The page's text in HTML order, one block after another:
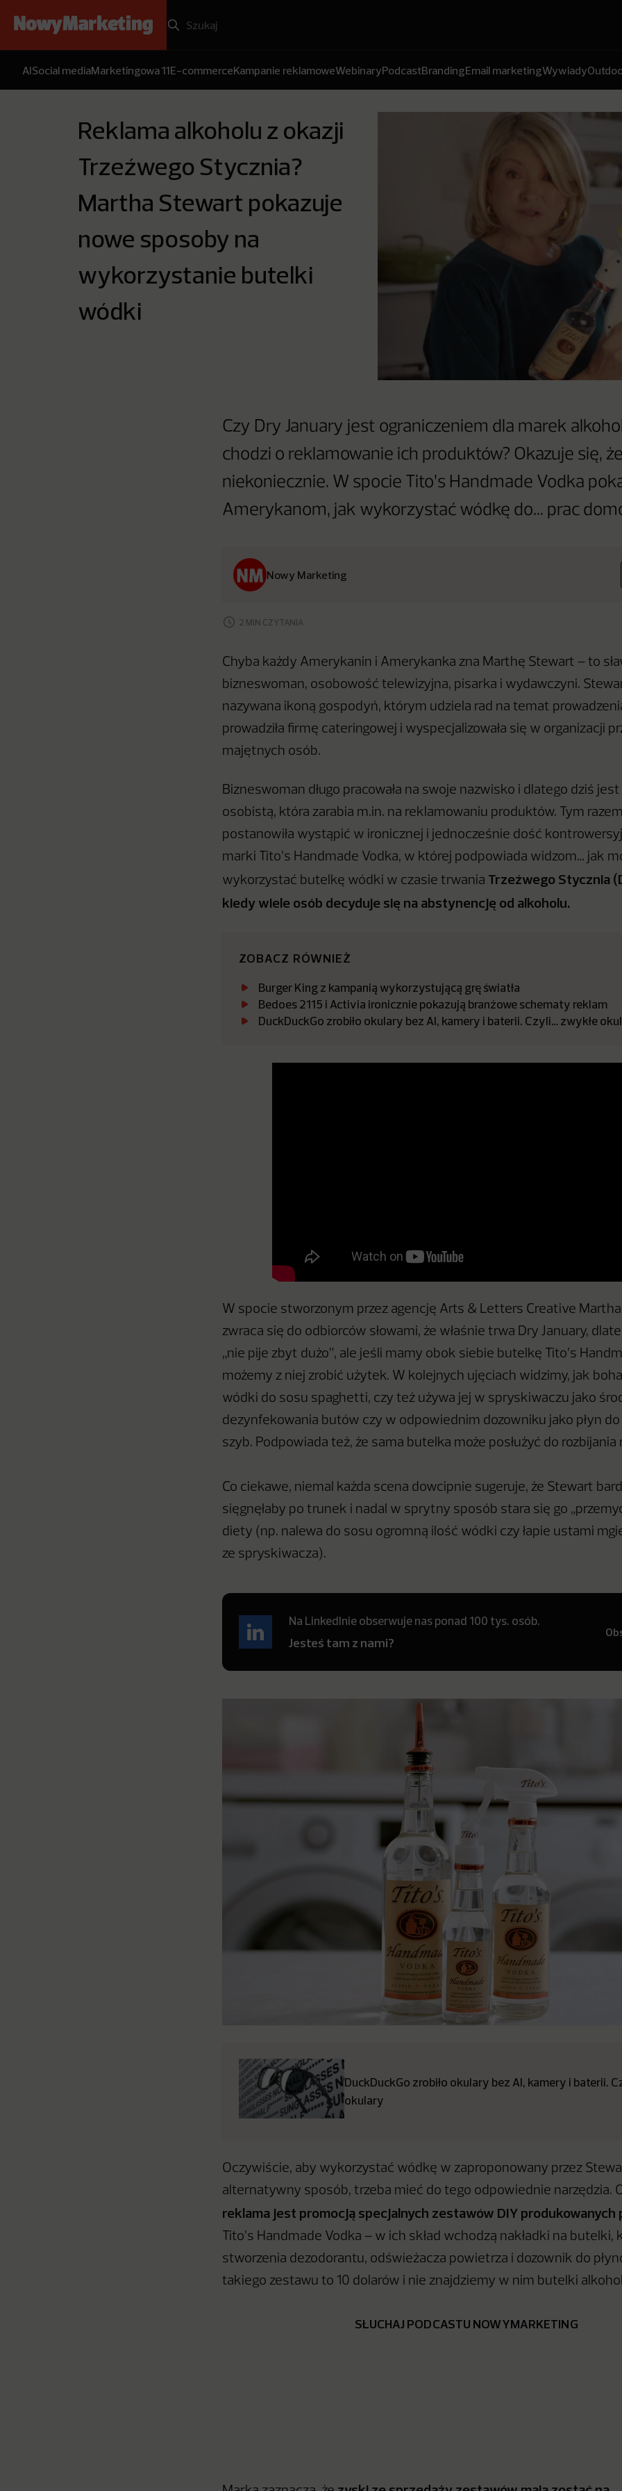
AISocial mediaMarketingowa 11E-commerceKampanie reklamoweWebinaryPodcastBrandingEmail marketingWywiady
Reklama alkoholu z okazji
Trzeźwego Stycznia?
Martha Stewart pokazuje
nowe sposoby na
wykorzystanie butelki
wódki
Czy Dry January jest ograniczeniem dla marek
chodzi o reklamowanie ich produktów? Okazuje się,
niekoniecznie. W spocie Tito’s Handmade Vodka
Amerykanom, jak wykorzystać wódkę do... prac
Nowy Marketing
2 MIN CZYTANIA
Chyba każdy Amerykanin i Amerykanka zna Marthę Stewart – to
bizneswoman, osobowość telewizyjna, pisarka i wydawczyni.
nazywana ikoną gospodyń, którym udziela rad na temat
prowadziła firmę cateringowej i wyspecjalizowała się w organizacji
majętnych osób.
Bizneswoman długo pracowała na swoje nazwisko i dlatego dziś
osobistą, która zarabia m.in. na reklamowaniu produktów. Tym
postanowiła wystąpić w ironicznej i jednocześnie dość
marki Tito’s Handmade Vodka, w której podpowiada widzom… jak
wykorzystać butelkę wódki w czasie trwania Trzeźwego Stycznia
kiedy wiele osób decyduje się na abstynencję od alkoholu.
ZOBACZ RÓWNIEŻ
Burger King z kampanią wykorzystującą grę światła
Bedoes 2115 i Activia ironicznie pokazują branżowe schematy reklam
DuckDuckGo zrobiło okulary bez AI, kamery i baterii. Czyli… zwykłe
W spocie stworzonym przez agencję Arts & Letters Creative
zwraca się do odbiorców słowami, że właśnie trwa Dry January,
„nie pije zbyt dużo”, ale jeśli mamy obok siebie butelkę Tito’s
możemy z niej zrobić użytek. W kolejnych ujęciach widzimy, jak
wódki do sosu spaghetti, czy też używa jej w spryskiwaczu jako
dezynfekowania butów czy w odpowiednim dozowniku jako płyn do
szyb. Podpowiada też, że sama butelka może posłużyć do rozbijania
Co ciekawe, niemal każda scena dowcipnie sugeruje, że Stewart
sięgnęłaby po trunek i nadal w sprytny sposób stara się go
diety (np. nalewa do sosu ogromną ilość wódki czy łapie ustami
ze spryskiwacza).
Na LinkedInie obserwuje nas ponad 100 tys. osób.
Jesteś tam z nami?
DuckDuckGo zrobiło okulary bez AI, kamery i baterii.
okulary
Oczywiście, aby wykorzystać wódkę w zaproponowany przez
alternatywny sposób, trzeba mieć do tego odpowiednie narzędzia.
reklama jest promocją specjalnych zestawów DIY produkowanych
Tito’s Handmade Vodka – w ich skład wchodzą nakładki na butelki,
stworzenia dezodorantu, odświeżacza powietrza i dozownik do
takiego zestawu to 10 dolarów i nie znajdziemy w nim butelki
SŁUCHAJ PODCASTU NOWYMARKETING